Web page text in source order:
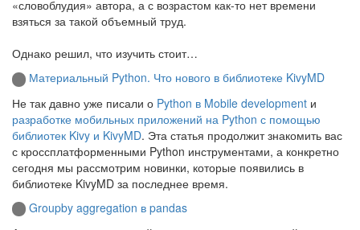
«словоблудия» автора, а с возрастом как-то нет времени
взяться за такой объемный труд.
Однако решил, что изучить стоит…
Материальный Python. Что нового в библиотеке KivyMD
Не так давно уже писали о Python в Mobile development и
разработке мобильных приложений на Python с помощью
библиотек Kivy и KivyMD. Эта статья продолжит знакомить вас
с кроссплатформенными Python инструментами, а конкретно
сегодня мы рассмотрим новинки, которые появились в
библиотеке KivyMD за последнее время.
Groupby aggregation в pandas